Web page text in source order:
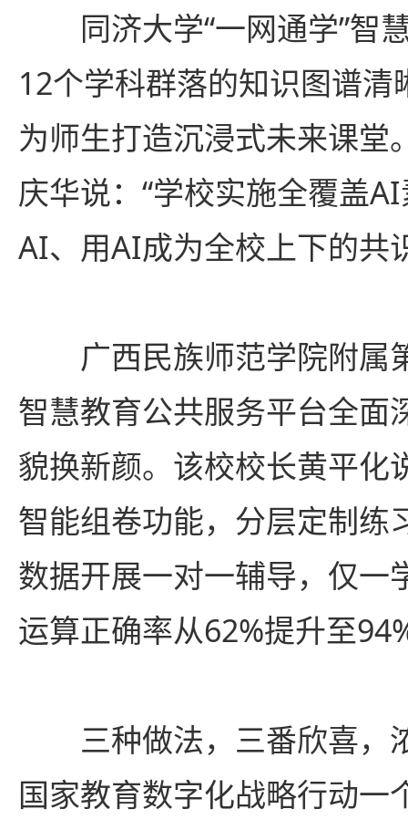
同济大学“一网通学”智
12个学科群落的知识图谱
为师生打造沉浸式未来课堂
庆华说：“学校实施全覆盖
AI、用AI成为全校上下的共
广西民族师范学院附属
智慧教育公共服务平台全面
貌换新颜。该校校长黄平化
智能组卷功能，分层定制练
数据开展一对一辅导，仅一
运算正确率从62%提升至
三种做法，三番欣喜，
国家教育数字化战略行动一